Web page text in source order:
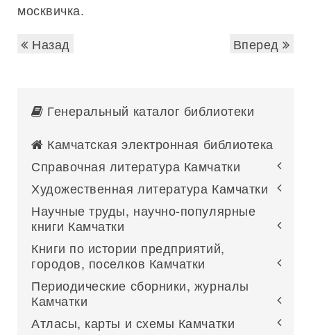
москвичка.
Назад
Вперед
Генеральный каталог библиотеки
Камчатская электронная библиотека
Справочная литература Камчатки
Художественная литература Камчатки
Научные труды, научно-популярные
книги Камчатки
Книги по истории предприятий,
городов, поселков Камчатки
Периодические сборники, журналы
Камчатки
Атласы, карты и схемы Камчатки